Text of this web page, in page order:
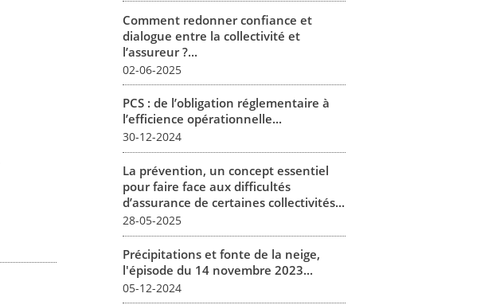
Comment redonner confiance et
dialogue entre la collectivité et
l’assureur ?...
02-06-2025
PCS : de l’obligation réglementaire à
l’efficience opérationnelle...
30-12-2024
La prévention, un concept essentiel
pour faire face aux difficultés
d’assurance de certaines collectivités...
28-05-2025
Précipitations et fonte de la neige,
l'épisode du 14 novembre 2023...
05-12-2024